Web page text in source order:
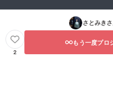
さとみき
2
もう一度プロ